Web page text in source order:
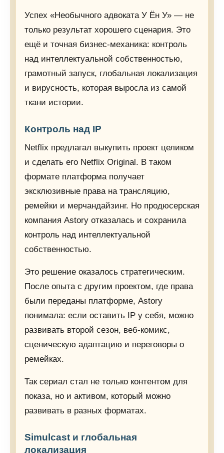
Успех «Необычного адвоката У Ён У» — не
только результат хорошего сценария. Это
ещё и точная бизнес-механика: контроль
над интеллектуальной собственностью,
грамотный запуск, глобальная локализация
и вирусность, которая выросла из самой
ткани истории.
Контроль над IP
Netflix предлагал выкупить проект целиком
и сделать его Netflix Original. В таком
формате платформа получает
эксклюзивные права на трансляцию,
ремейки и мерчандайзинг. Но продюсерская
компания Astory отказалась и сохранила
контроль над интеллектуальной
собственностью.
Это решение оказалось стратегическим.
После опыта с другим проектом, где права
были переданы платформе, Astory
понимала: если оставить IP у себя, можно
развивать второй сезон, веб-комикс,
сценическую адаптацию и переговоры о
ремейках.
Так сериал стал не только контентом для
показа, но и активом, который можно
развивать в разных форматах.
Simulcast и глобальная
локализация